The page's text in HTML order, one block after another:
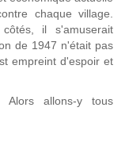
chaque village.
il s'amuserait
de 1947 n'était pas
empreint d'espoir et
allons-y tous